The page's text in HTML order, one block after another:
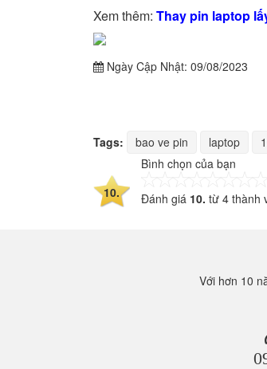
Xem thêm: Thay pin laptop
Ngày Cập Nhật: 09/08/2023
Tags: bao ve pin laptop
10.
Bình chọn của bạn
Đánh giá 10. từ 4 thành
Với hơn 10